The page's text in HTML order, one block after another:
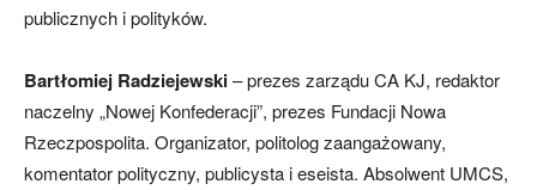
publicznych i polityków.
Bartłomiej Radziejewski– prezes zarządu CA KJ, redaktor
naczelny „Nowej Konfederacji”, prezes Fundacji Nowa
Rzeczpospolita. Organizator, politolog zaangażowany,
komentator polityczny, publicysta i eseista. Absolwent UMCS,